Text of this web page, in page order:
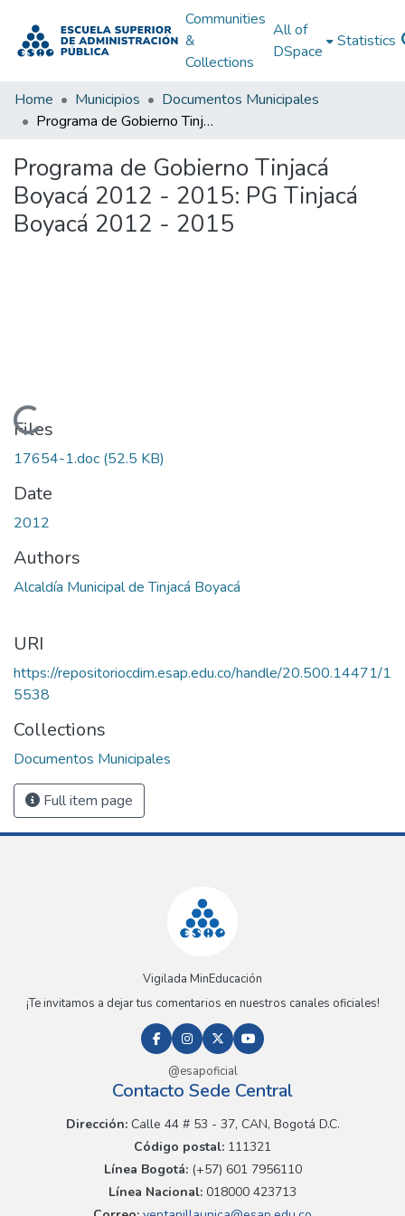
Communities
&
Collections
All of
DSpace
Statistics
Home Municipios
Documentos Municipales
Programa de Gobierno Tinjacá Boyacá 2012 - 2015: PG Tinjacá Boyacá 2012 - 2015
Programa de Gobierno Tinjacá
Boyacá 2012 - 2015: PG Tinjacá
Boyacá 2012 - 2015
Loading...
Files
17654-1.doc (52.5 KB)
Date
2012
Authors
Alcaldía Municipal de Tinjacá Boyacá
URI
https://repositoriocdim.esap.edu.co/handle/20.500.14471/1
5538
Collections
Documentos Municipales
Full item page
Vigilada MinEducación
¡Te invitamos a dejar tus comentarios en nuestros canales oficiales!
@esapoficial
Contacto Sede Central
Dirección:Calle 44 # 53 - 37, CAN, Bogotá D.C.
Código postal: 111321
Línea Bogotá:(+57) 601 7956110
Línea Nacional: 018000 423713